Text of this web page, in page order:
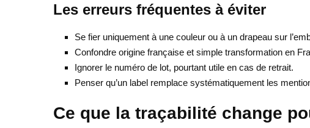
Les erreurs fréquentes à éviter
Se fier uniquement à une couleur ou à un drapeau sur
Confondre origine française et simple transformation en
Ignorer le numéro de lot, pourtant utile en cas de retrait.
Penser qu’un label remplace systématiquement les
Ce que la traçabilité change